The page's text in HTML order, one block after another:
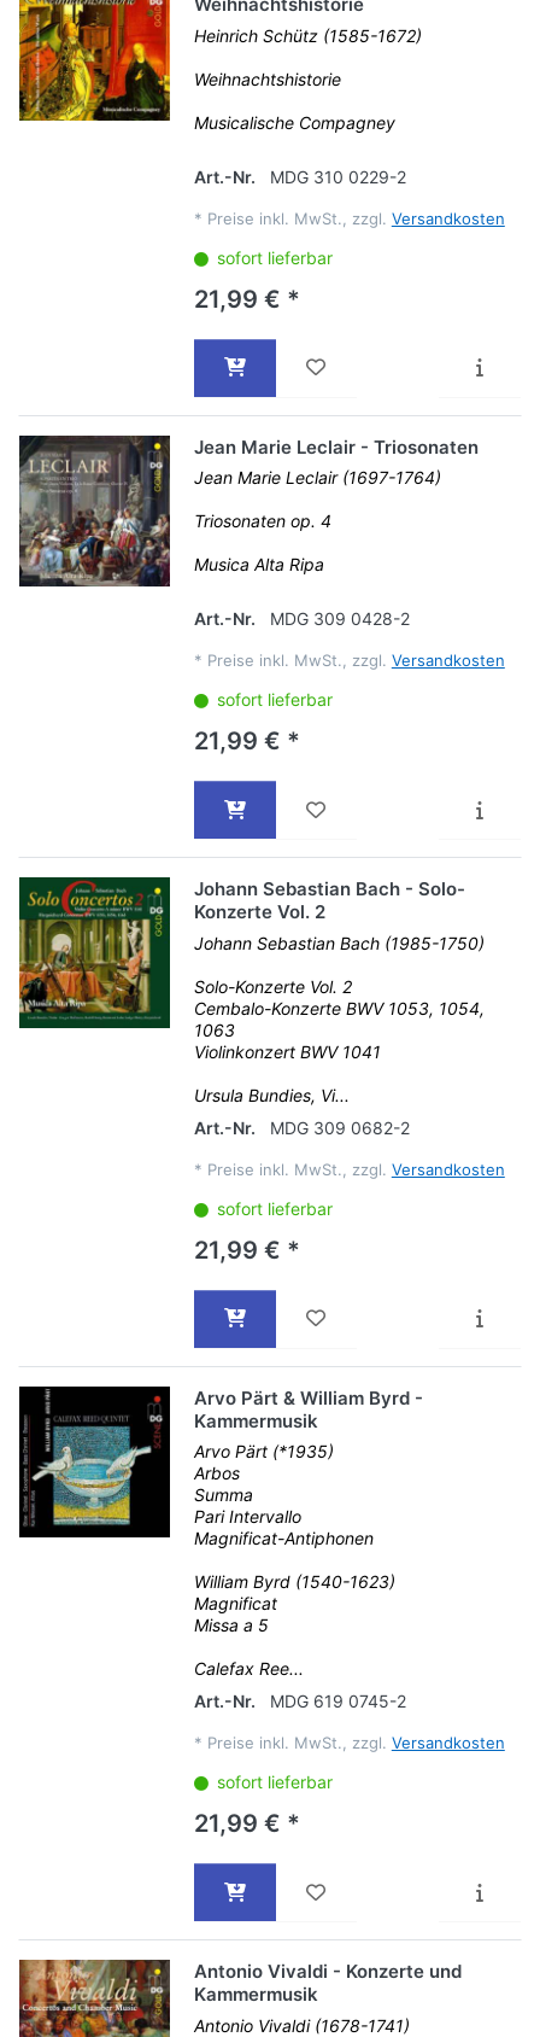
Weihnachtshistorie
Heinrich Schütz (1585-1672)
Weihnachtshistorie
Musicalische Compagney
Art.-Nr. MDG 310 0229-2
* Preise inkl. MwSt., zzgl. Versandkosten
sofort lieferbar
21,99 € *
Jean Marie Leclair - Triosonaten
Jean Marie Leclair (1697-1764)
Triosonaten op. 4
Musica Alta Ripa
Art.-Nr. MDG 309 0428-2
* Preise inkl. MwSt., zzgl. Versandkosten
sofort lieferbar
21,99 € *
Johann Sebastian Bach - Solo-
Konzerte Vol. 2
Johann Sebastian Bach (1985-1750)
Solo-Konzerte Vol. 2
Cembalo-Konzerte BWV 1053, 1054,
1063
Violinkonzert BWV 1041
Ursula Bundies, Vi...
Art.-Nr.
MDG 309 0682-2
* Preise inkl. MwSt., zzgl. Versandkosten
sofort lieferbar
21,99 € *
Arvo Pärt & William Byrd -
Kammermusik
Arvo Pärt (*1935)
Arbos
Summa
Pari Intervallo
Magnificat-Antiphonen
William Byrd (1540-1623)
Magnificat
Missa a 5
Calefax Ree...
Art.-Nr.
MDG 619 0745-2
* Preise inkl. MwSt., zzgl. Versandkosten
sofort lieferbar
21,99 € *
Antonio Vivaldi - Konzerte und
Kammermusik
Antonio Vivaldi (1678-1741)